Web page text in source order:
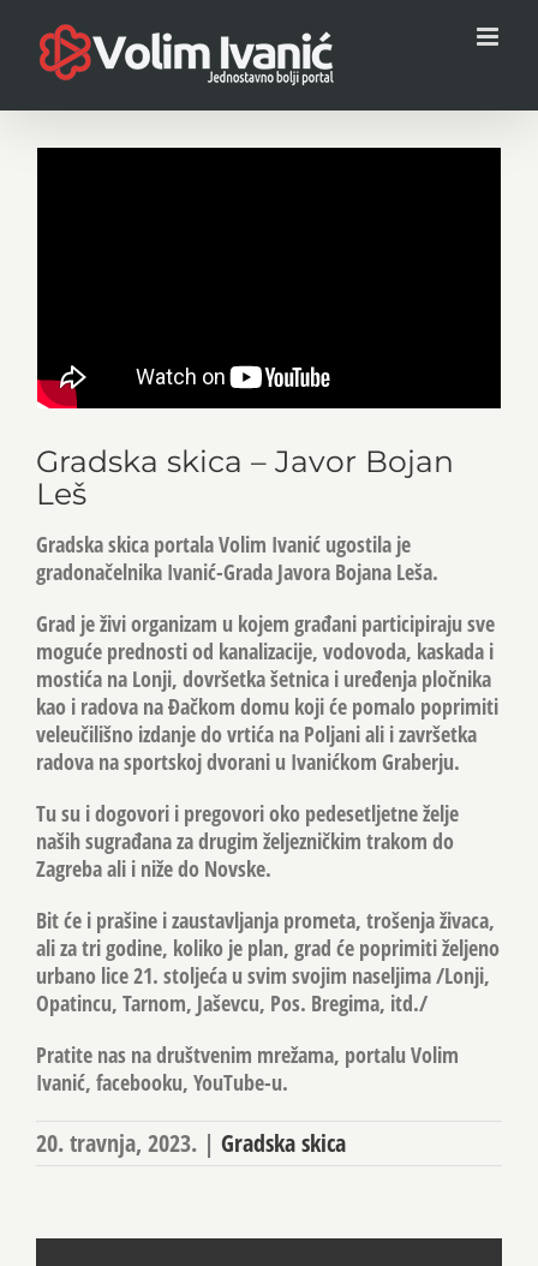
content
Gradska skica – Javor Bojan
Leš
Gradska skica portala Volim Ivanić ugostila je
gradonačelnika Ivanić-Grada Javora Bojana Leša.
Grad je živi organizam u kojem građani participiraju sve
moguće prednosti od kanalizacije, vodovoda, kaskada i
mostića na Lonji, dovršetka šetnica i uređenja pločnika
kao i radova na Đačkom domu koji će pomalo poprimiti
veleučilišno izdanje do vrtića na Poljani ali i završetka
radova na sportskoj dvorani u Ivanićkom Graberju.
Tu su i dogovori i pregovori oko pedesetljetne želje
naših sugrađana za drugim željezničkim trakom do
Zagreba ali i niže do Novske.
Bit će i prašine i zaustavljanja prometa, trošenja živaca,
ali za tri godine, koliko je plan, grad će poprimiti željeno
urbano lice 21. stoljeća u svim svojim naseljima /Lonji,
Opatincu, Tarnom, Jaševcu, Pos. Bregima, itd./
Pratite nas na društvenim mrežama, portalu Volim
Ivanić, facebooku, YouTube-u.
20. travnja, 2023. | Gradska skica